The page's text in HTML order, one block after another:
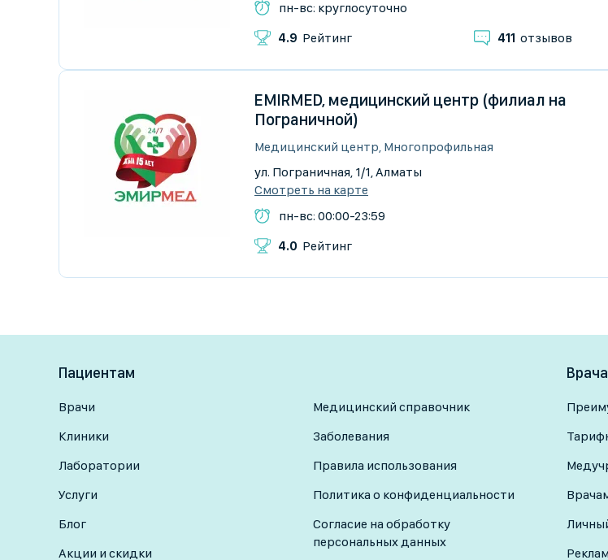
пн-вс: круглосуточно
4.9 Рейтинг 411 отзывов
EMIRMED, медицинский центр (филиал на
Пограничной)
Медицинский центр, Многопрофильная
ул. Пограничная, 1/1, Алматы
Смотреть на карте
пн-вс: 00:00-23:59
4.0 Рейтинг
Пациентам
Врачи
Клиники
Лаборатории
Услуги
Блог
Акции и скидки
Медицинский справочник
Заболевания
Правила использования
Политика о конфиденциальности
Согласие на обработку
персональных данных